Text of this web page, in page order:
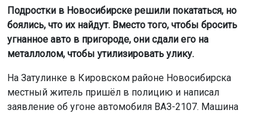
Подростки в Новосибирске решили покататься, но
боялись, что их найдут. Вместо того, чтобы бросить
угнанное авто в пригороде, они сдали его на
металлолом, чтобы утилизировать улику.
На Затулинке в Кировском районе Новосибирска
местный житель пришёл в полицию и написал
заявление об угоне автомобиля ВАЗ-2107. Машина